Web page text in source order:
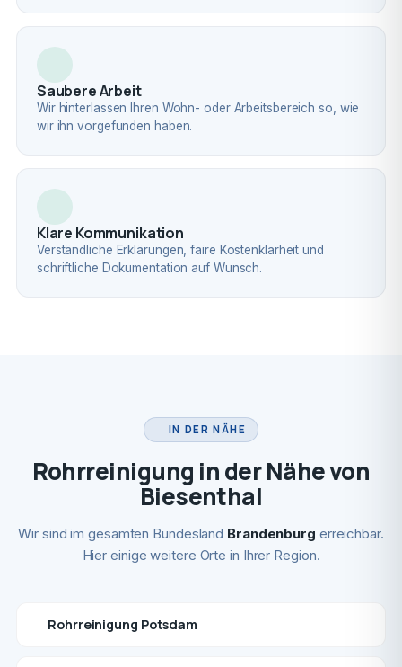
Saubere Arbeit
Wir hinterlassen Ihren Wohn- oder Arbeitsbereich so, wie
wir ihn vorgefunden haben.
Klare Kommunikation
Verständliche Erklärungen, faire Kostenklarheit und
schriftliche Dokumentation auf Wunsch.
IN DER NÄHE
Rohrreinigung in der Nähe von
Biesenthal
Wir sind im gesamten Bundesland Brandenburg erreichbar.
Hier einige weitere Orte in Ihrer Region.
Rohrreinigung Potsdam